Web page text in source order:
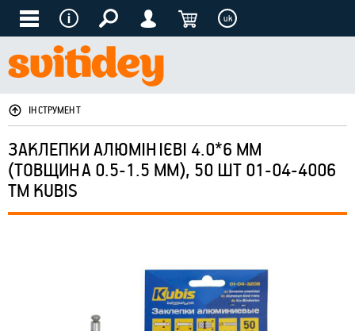
uk
ІНСТРУМЕНТ
ЗАКЛЕПКИ АЛЮМІНІЄВІ 4.0*6 ММ
(ТОВЩИНА 0.5-1.5 ММ), 50 ШТ 01-04-4006
ТМ KUBIS